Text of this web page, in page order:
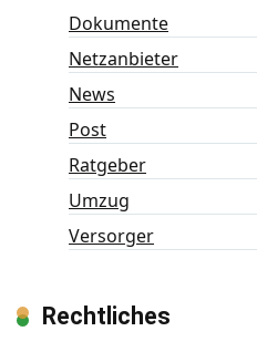
Dokumente
Netzanbieter
News
Post
Ratgeber
Umzug
Versorger
Rechtliches